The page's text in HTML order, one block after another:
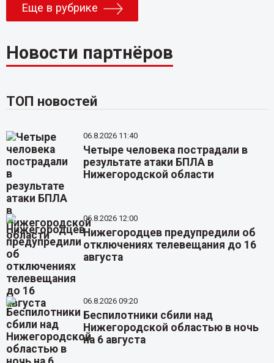
Еще в рубрике
Новости партнёров
ТОП новостей
06.8.2026 11:40
Четыре человека пострадали в
результате атаки БПЛА в
Нижегородской области
06.8.2026 12:00
Нижегородцев предупредили об
отключениях телевещания до 16
августа
06.8.2026 09:20
Беспилотники сбили над
Нижегородской областью в ночь
на 6 августа